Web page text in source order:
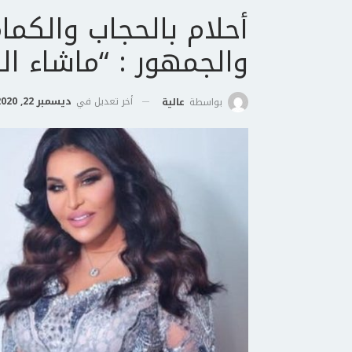
أحلام بالحجاب
والجمهور : “ماشاء
بواسطة عالية أخر تعديل في ديسمبر 22, 2020